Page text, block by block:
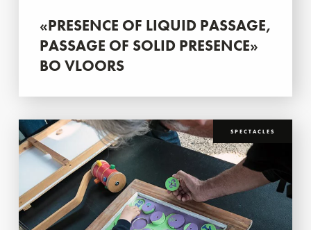
«PRESENCE OF LIQUID PASSAGE,
PASSAGE OF SOLID PRESENCE»
BO VLOORS
SPECTACLES